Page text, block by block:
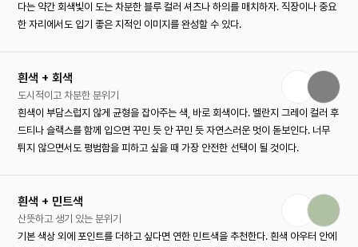
다는 약간 회색빛이 도는 차분한 블루 컬러 셔츠나 하의를 매치하자. 직장이나 중요
한 자리에서도 입기 좋은 지적인 이미지를 완성할 수 있다.
흰색 + 회색
도시적이고 차분한 분위기
흰색이 부담스럽지 않게 균형을 잡아주는 색, 바로 회색이다. 멜란지 그레이 컬러 후
드티나 슬랙스를 함께 입으면 꾸민 듯 안 꾸민 듯 자연스러운 멋이 돋보인다. 너무
튀지 않으면서도 평범함을 피하고 싶을 때 가장 안전한 선택이 될 것이다.
흰색 + 민트색
산뜻하고 생기 있는 분위기
기본 색상 외에 포인트를 더하고 싶다면 연한 민트색을 추천한다. 흰색 아우터 안에